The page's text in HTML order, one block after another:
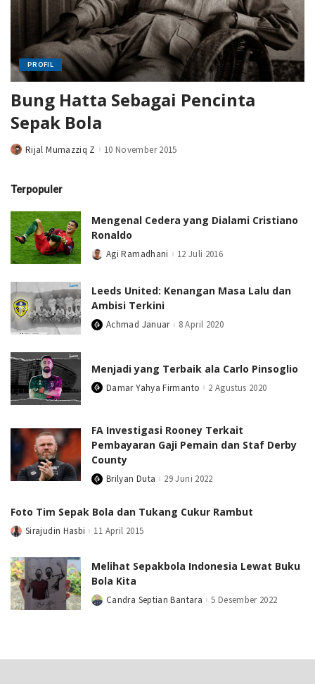
PROFIL
Bung Hatta Sebagai Pencinta
Sepak Bola
PostedRijal Mumazziq Z 10 November 2015
Terpopuler
Mengenal Cedera yang Dialami Cristiano
Ronaldo
PostedAgi Ramadhani 12 Juli 2016
Leeds United: Kenangan Masa Lalu dan
Ambisi Terkini
PostedAchmad Januar 8 April 2020
Menjadi yang Terbaik ala Carlo Pinsoglio
PostedDamar Yahya Firmanto 2 Agustus 2020
FA Investigasi Rooney Terkait
Pembayaran Gaji Pemain dan Staf Derby
County
PostedBrilyan Duta 29 Juni 2022
Foto Tim Sepak Bola dan Tukang Cukur Rambut
PostedSirajudin Hasbi 11 April 2015
Melihat Sepakbola Indonesia Lewat Buku
Bola Kita
PostedCandra Septian Bantara 5 Desember 2022